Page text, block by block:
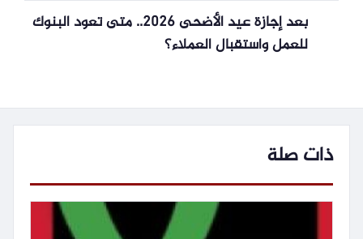
بعد إجازة عيد الأضحى 2026.. متى تعود البنوك
للعمل واستقبال العملاء؟
ذات صلة